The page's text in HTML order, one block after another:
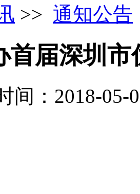
>> 通知公告
首届深圳
间：2018-05-